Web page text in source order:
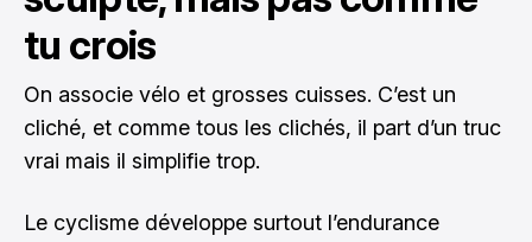
tu crois
On associe vélo et grosses cuisses. C’est un
cliché, et comme tous les clichés, il part d’un truc
vrai mais il simplifie trop.
Le cyclisme développe surtout l’endurance